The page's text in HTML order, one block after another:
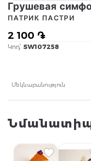
Грушевая
2 100 ֏
ПАТРИК ПАСТРИ
Կոդ՝ SW107258
Մեկնաբանություն